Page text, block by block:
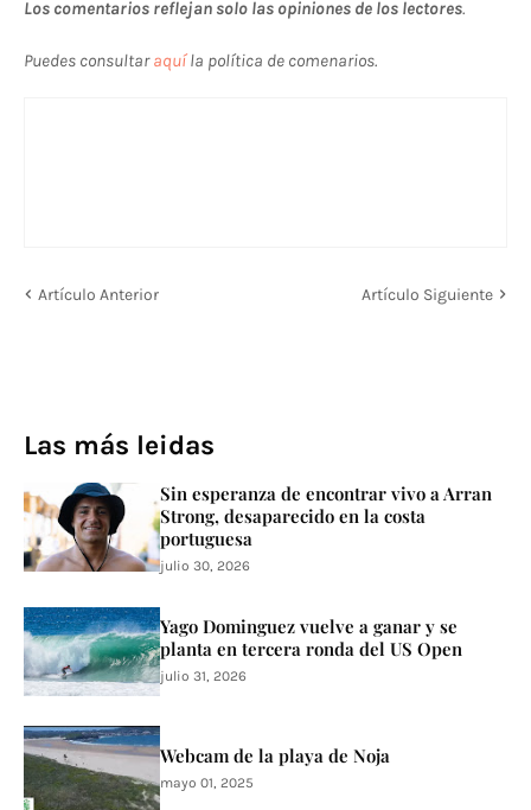
Los comentarios reflejan solo las opiniones de los lectores.
Puedes consultaraquíla política de comenarios.
Artículo Anterior Artículo Siguiente
Las más leidas
Sin esperanza de encontrar vivo a Arran
Strong, desaparecido en la costa
portuguesa
julio 30, 2026
Yago Dominguez vuelve a ganar y se
planta en tercera ronda del US Open
julio 31, 2026
Webcam de la playa de Noja
mayo 01, 2025